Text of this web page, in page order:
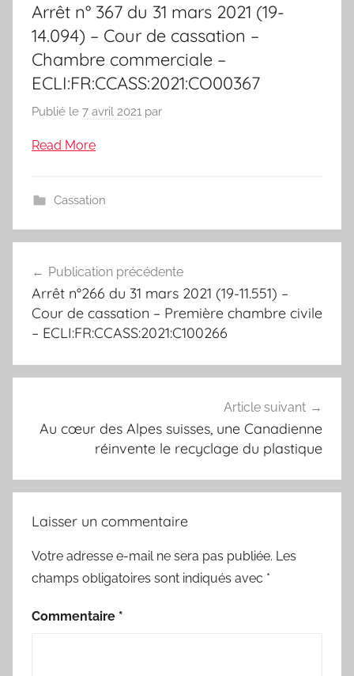
Arrêt n° 367 du 31 mars 2021 (19-
14.094) – Cour de cassation –
Chambre commerciale –
ECLI:FR:CCASS:2021:CO00367
Publié le 7 avril 2021 par
Read More
Cassation
de
l’article
Publication précédente
Arrêt n°266 du 31 mars 2021 (19-11.551) –
Cour de cassation – Première chambre civile
– ECLI:FR:CCASS:2021:C100266
Article suivant
Au cœur des Alpes suisses, une Canadienne
réinvente le recyclage du plastique
Laisser un commentaire
Votre adresse e-mail ne sera pas publiée. Les
champs obligatoires sont indiqués avec *
Commentaire *